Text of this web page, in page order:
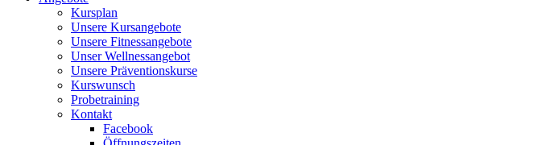
Kursplan
Unsere Kursangebote
Unsere Fitnessangebote
Unser Wellnessangebot
Unsere Präventionskurse
Kurswunsch
Probetraining
Kontakt
Facebook